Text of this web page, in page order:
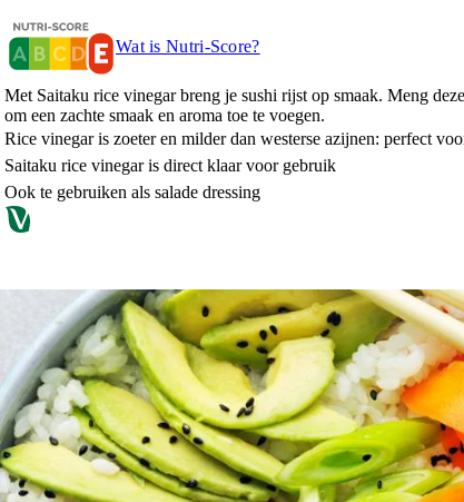
Wat is Nutri-Score?
Met Saitaku rice vinegar breng je sushi rijst op smaak. Meng
om een zachte smaak en aroma toe te voegen.
Rice vinegar is zoeter en milder dan westerse azijnen: perfect
Saitaku rice vinegar is direct klaar voor gebruik
Ook te gebruiken als salade dressing